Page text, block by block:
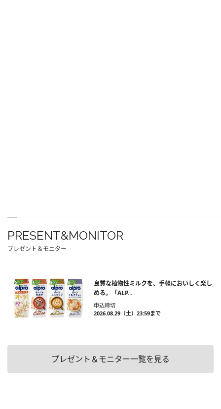
PRESENT&MONITOR
プレゼント＆モニター
良質な植物性ミルクを、手軽においしく楽し
める。「ALP...
申込締切
2026.08.29（土）23:59まで
プレゼント＆モニター一覧を見る